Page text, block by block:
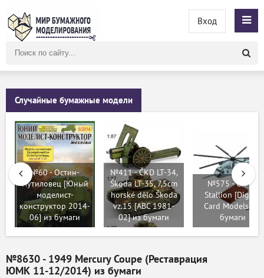
сайту
Вход
Случайные бумажные модели
№60 - Остин-
Путиловец [Юный
моделист-
конструктор 2014-
06] из бумаги
№411 - ČKD LT-34,
Škoda LT-35, 7,5cm
horské dělo Škoda
vz.15 [ABC 1981-
02] из бумаги
№575 - CH-53
Stallion [Digital
Card Models] из
бумаги
№8630 - 1949 Mercury Coupe (Реставрация
ЮМК 11-12/2014) из бумаги